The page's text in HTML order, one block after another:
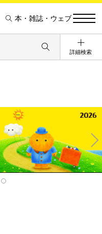
本・雑誌・ウェブ
詳細検索
Ne
xt